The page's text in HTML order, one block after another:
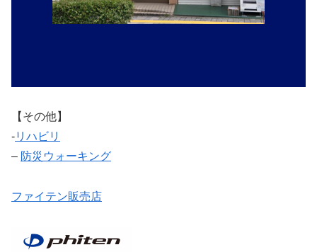
【その他】
‐リハビリ
– 防災ウォーキング
ファイテン販売店